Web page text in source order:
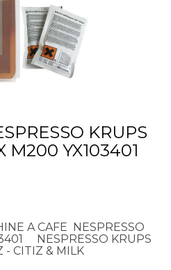
KRUPS
M200 YX103401
A CAFE NESPRESSO
NESPRESSO KRUPS
- CITIZ & MILK